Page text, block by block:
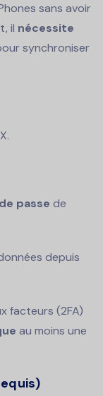
sans avoir
il nécessite
synchroniser
passe de
depuis
facteurs (2FA)
au moins une